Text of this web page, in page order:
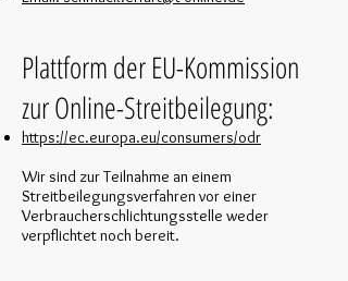
Plattform der EU-Kommission
zur Online-Streitbeilegung:
https://ec.europa.eu/consumers/odr
Wir sind zur Teilnahme an einem
Streitbeilegungsverfahren vor einer
Verbraucherschlichtungsstelle weder
verpflichtet noch bereit.